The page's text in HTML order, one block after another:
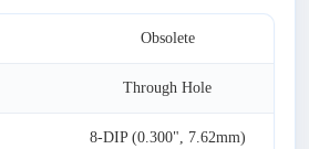
Obsolete
Through Hole
8-DIP (0.300", 7.62mm)